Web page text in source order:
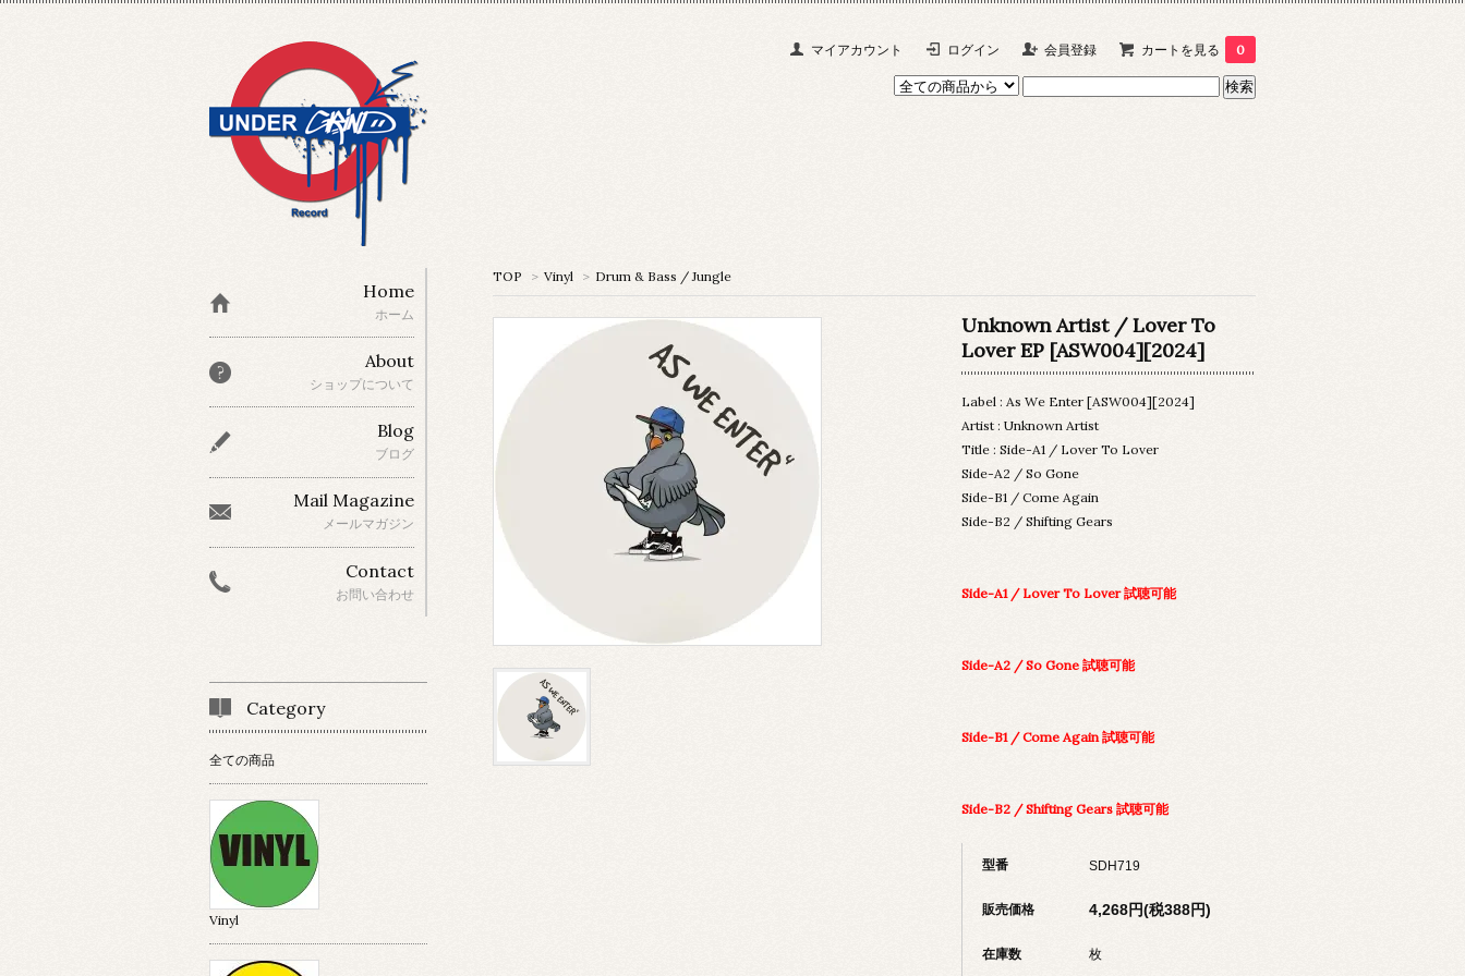
マイアカウント ログイン 会員登録 カートを見る 0
TOP > Vinyl > Drum & Bass / Jungle
Unknown Artist / Lover To
Lover EP [ASW004][2024]
Label : As We Enter [ASW004][2024]
Artist : Unknown Artist
Title : Side-A1 / Lover To Lover
Side-A2 / So Gone
Side-B1 / Come Again
Side-B2 / Shifting Gears
Side-A1 / Lover To Lover 試聴可能
Side-A2 / So Gone 試聴可能
Side-B1 / Come Again 試聴可能
Side-B2 / Shifting Gears 試聴可能
型番 SDH719
販売価格 4,268円(税388円)
在庫数 枚
Home
ホーム
About
ショップについて
Blog
ブログ
Mail Magazine
メールマガジン
Contact
お問い合わせ
Category
全ての商品
Vinyl